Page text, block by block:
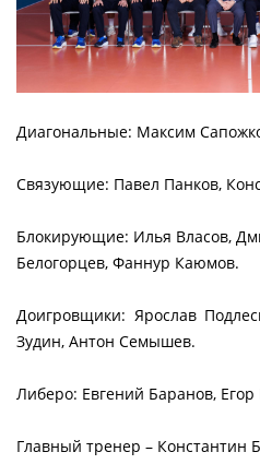
Диагональные: Максим
Связующие: Павел Панков,
Блокирующие: Илья Власов,
Белогорцев, Фаннур Каюмов.
Доигровщики: Ярослав
Зудин, Антон Семышев.
Либеро: Евгений Баранов, Егор
Главный тренер – Константин